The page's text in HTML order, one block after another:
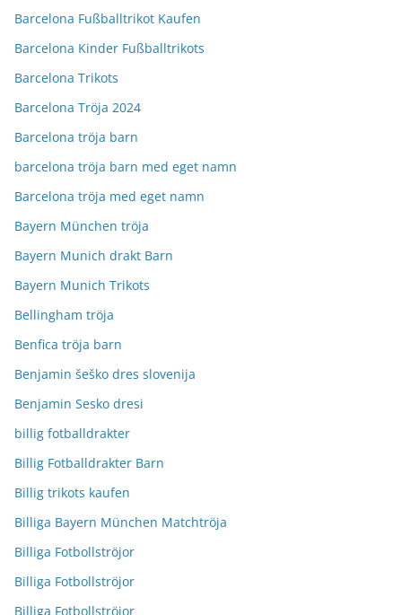
Barcelona Fußballtrikot Kaufen
Barcelona Kinder Fußballtrikots
Barcelona Trikots
Barcelona Tröja 2024
Barcelona tröja barn
barcelona tröja barn med eget namn
Barcelona tröja med eget namn
Bayern München tröja
Bayern Munich drakt Barn
Bayern Munich Trikots
Bellingham tröja
Benfica tröja barn
Benjamin šeško dres slovenija
Benjamin Sesko dresi
billig fotballdrakter
Billig Fotballdrakter Barn
Billig trikots kaufen
Billiga Bayern München Matchtröja
Billiga Fotbollströjor
Billiga Fotbollströjor
Billiga Fotbollströjor